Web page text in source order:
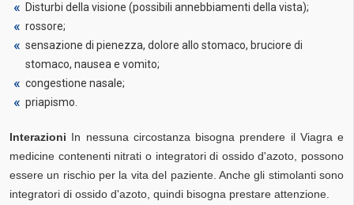
Disturbi della visione (possibili annebbiamenti della vista);
rossore;
sensazione di pienezza, dolore allo stomaco, bruciore di
stomaco, nausea e vomito;
congestione nasale;
priapismo.
Interazioni In nessuna circostanza bisogna prendere il Viagra e
medicine contenenti nitrati o integratori di ossido d'azoto, possono
essere un rischio per la vita del paziente. Anche gli stimolanti sono
integratori di ossido d'azoto, quindi bisogna prestare attenzione.